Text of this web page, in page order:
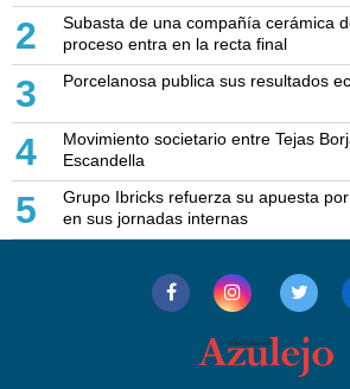
2
Subasta de una compañía cerámica
proceso entra en la recta final
3 Porcelanosa publica sus resultados
4
Movimiento societario entre Tejas
Escandella
5
Grupo Ibricks refuerza su apuesta
en sus jornadas internas